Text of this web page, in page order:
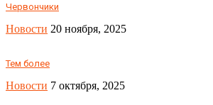
Червончики
Новости 20 ноября, 2025
Тем более
Новости 7 октября, 2025